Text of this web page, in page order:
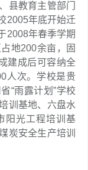
县教育主管部门
2005年底开始迁
2008年春季学期
地200余亩，固
建成后可容纳全
人次。学校是贵
“雨露计划”学校
训基地、六盘水
阳光工程培训基
炭安全生产培训